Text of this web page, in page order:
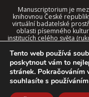
Manuscriptorium je
knihovnou České
virtuální badatelské
oblasti písemného
institucích celého světa
Tyto dokumenty jsou
knihovny, a to spolu se
Tento web používá
poskytnout vám to
stránek. Pokračováním
souhlasíte s